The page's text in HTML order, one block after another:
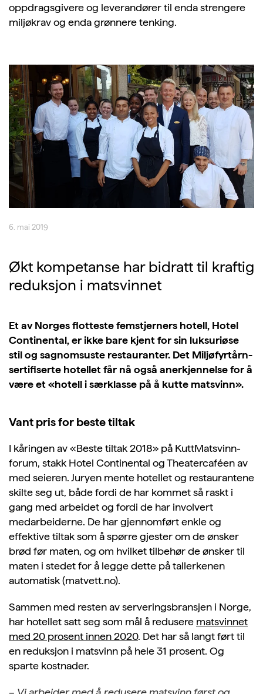
oppdragsgivere og leverandører til enda strengere
miljøkrav og enda grønnere tenking.
6. mai 2019
Økt kompetanse har bidratt til kraftig
reduksjon i matsvinnet
Et av Norges flotteste femstjerners hotell, Hotel
Continental, er ikke bare kjent for sin luksuriøse
stil og sagnomsuste restauranter. Det Miljøfyrtårn-
sertifiserte hotellet får nå også anerkjennelse for å
være et «hotell i særklasse på å kutte matsvinn».
Vant pris for beste tiltak
I kåringen av «Beste tiltak 2018» på KuttMatsvinn-
forum, stakk Hotel Continental og Theatercaféen av
med seieren. Juryen mente hotellet og restaurantene
skilte seg ut, både fordi de har kommet så raskt i
gang med arbeidet og fordi de har involvert
medarbeiderne. De har gjennomført enkle og
effektive tiltak som å spørre gjester om de ønsker
brød før maten, og om hvilket tilbehør de ønsker til
maten i stedet for å legge dette på tallerkenen
automatisk (matvett.no).
Sammen med resten av serveringsbransjen i Norge,
har hotellet satt seg som mål å redusere matsvinnet
med 20 prosent innen 2020. Det har så langt ført til
en reduksjon i matsvinn på hele 31 prosent. Og
sparte kostnader.